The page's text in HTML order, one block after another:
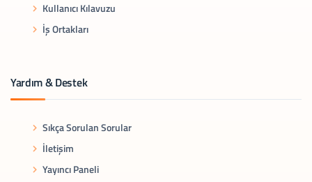
Kullanıcı Kılavuzu
İş Ortakları
Yardım & Destek
Sıkça Sorulan Sorular
İletişim
Yayıncı Paneli